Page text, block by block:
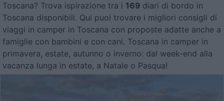
Toscana? Trova ispirazione tra i 169 diari di bordo in
Toscana disponibili. Qui puoi trovare i migliori consigli di
viaggi in camper in Toscana con proposte adatte anche a
famiglie con bambini e con cani. Toscana in camper in
primavera, estate, autunno o inverno: dal week-end alla
vacanza lunga in estate, a Natale o Pasqua!